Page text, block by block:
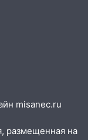
спроса:
misanec.ru
размещенная на